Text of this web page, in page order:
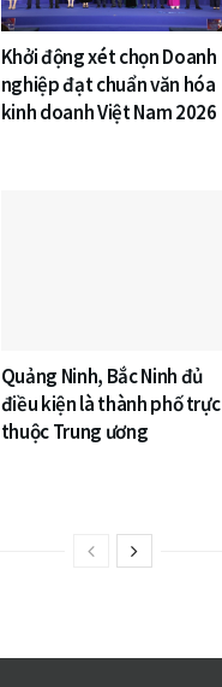
Khởi động xét chọn Doanh
nghiệp đạt chuẩn văn hóa
kinh doanh Việt Nam 2026
Quảng Ninh, Bắc Ninh đủ
điều kiện là thành phố trực
thuộc Trung ương